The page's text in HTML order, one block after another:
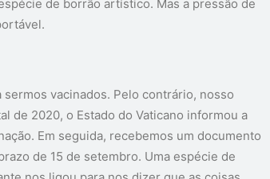
de borrão artístico. Mas a pressão de
vacinados. Pelo contrário, nosso
de 2020, o Estado do Vaticano informou a
Em seguida, recebemos um documento
de 15 de setembro. Uma espécie de